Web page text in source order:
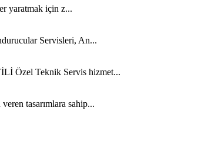
yaratmak için z...
Servisleri, An...
Özel Teknik Servis hizmet...
tasarımlara sahip...